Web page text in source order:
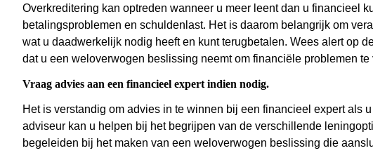
Overkreditering kan optreden wanneer u meer leent dan u financieel
betalingsproblemen en schuldenlast. Het is daarom belangrijk om
wat u daadwerkelijk nodig heeft en kunt terugbetalen. Wees alert op
dat u een weloverwogen beslissing neemt om financiële problemen te
Vraag advies aan een financieel expert indien nodig.
Het is verstandig om advies in te winnen bij een financieel expert als
adviseur kan u helpen bij het begrijpen van de verschillende
begeleiden bij het maken van een weloverwogen beslissing die